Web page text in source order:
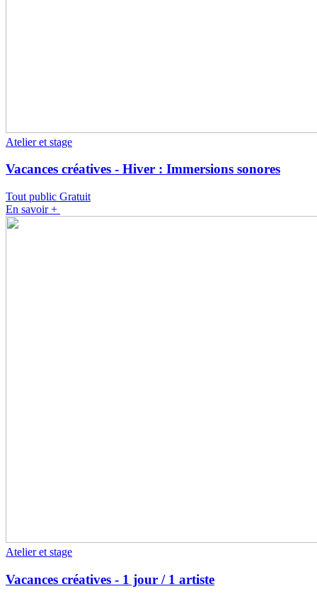
Atelier et stage
Vacances créatives - Hiver : Immersions sonores
Tout public Gratuit
En savoir +
Atelier et stage
Vacances créatives - 1 jour / 1 artiste